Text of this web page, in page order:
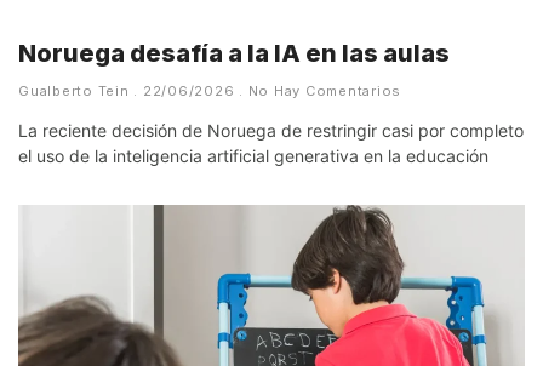
Noruega desafía a la IA en las aulas
Gualberto Tein 22/06/2026 No Hay Comentarios
La reciente decisión de Noruega de restringir casi por completo
el uso de la inteligencia artificial generativa en la educación